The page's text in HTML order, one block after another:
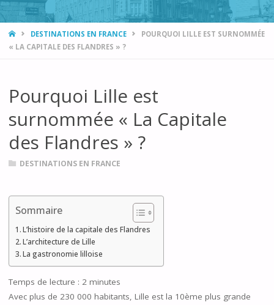
HOMEDESTINATIONS EN FRANCE
POURQUOI LILLE EST SURNOMMÉE
« LA CAPITALE DES FLANDRES » ?
Pourquoi Lille est
surnommée « La Capitale
des Flandres » ?
DESTINATIONS EN FRANCE
Sommaire
L’histoire de la capitale des Flandres
L’architecture de Lille
La gastronomie lilloise
Temps de lecture : 2 minutes
Avec plus de 230 000 habitants, Lille est la 10ème plus grande